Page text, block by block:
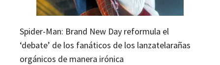
Spider-Man: Brand New Day reformula el
‘debate’ de los fanáticos de los lanzatelarañas
orgánicos de manera irónica